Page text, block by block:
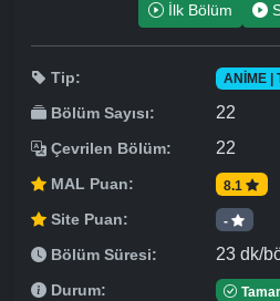
İlk Bölüm
Tip: ANIME |
Bölüm Sayısı: 22
Çevrilen Bölüm: 22
MAL Puan: 8.1
Site Puan: -
Bölüm Süresi: 23 dk/
Durum: